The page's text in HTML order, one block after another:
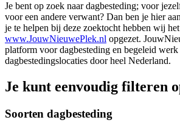
Je bent op zoek naar dagbesteding; voor
voor een andere verwant? Dan ben je hier
je te helpen bij deze zoektocht hebben wij
www.JouwNieuwePlek.nl opgezet.
platform voor dagbesteding en begeleid
dagbestedingslocaties door heel Nederland.
Je kunt eenvoudig filteren
Soorten dagbesteding